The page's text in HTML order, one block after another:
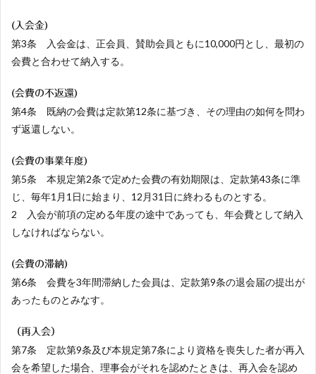
(入会金)
第3条 入会金は、正会員、賛助会員ともに10,000円とし、最初の
会費と合わせて納入する。
(会費の不返還)
第4条 既納の会費は定款第12条に基づき、その理由の如何を問わ
ず返還しない。
(会費の事業年度)
第5条 本規定第2条で定めた会費の有効期限は、定款第43条に準
じ、毎年1月1日に始まり、12月31日に終わるものとする。
2 入会が前項の定める年度の途中であっても、年会費として納入
しなければならない。
(会費の滞納)
第6条 会費を3年間滞納した会員は、定款第9条の退会届の提出が
あったものとみなす。
（再入会）
第7条 定款第9条及び本規定第7条により資格を喪失した者が再入
会を希望した場合、理事会がそれを認めたときは、再入会を認め